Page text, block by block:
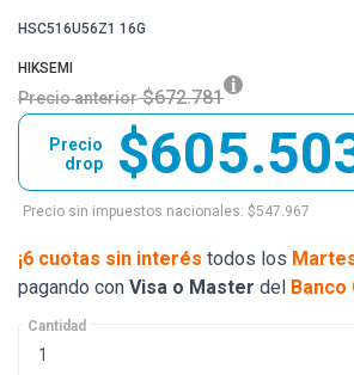
HSC516U56Z1 16G
HIKSEMI
Precio anterior $672.781
Precio
drop
Precio sin impuestos nacionales: $547.967
¡6 cuotas sin interés todos los
pagando con Visa o Master del Banco
Cantidad